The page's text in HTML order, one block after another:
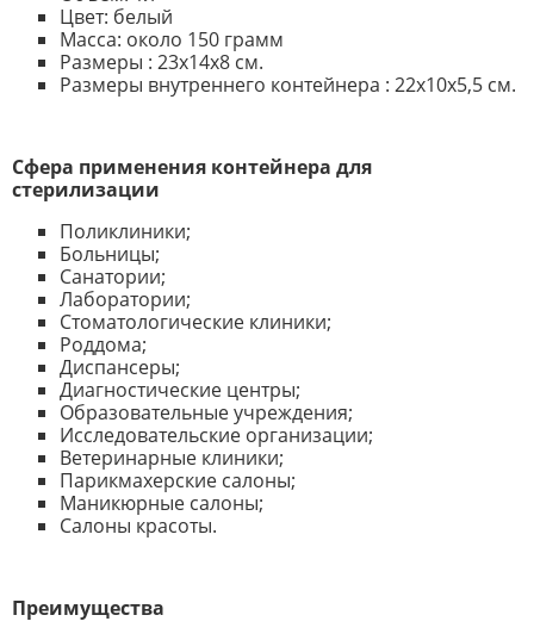
Цвет: белый
Масса: около 150 грамм
Размеры : 23х14х8 см.
Размеры внутреннего контейнера : 22х10х5,5 см.
Сфера применения контейнера для
стерилизации
Поликлиники;
Больницы;
Санатории;
Лаборатории;
Стоматологические клиники;
Роддома;
Диспансеры;
Диагностические центры;
Образовательные учреждения;
Исследовательские организации;
Ветеринарные клиники;
Парикмахерские салоны;
Маникюрные салоны;
Салоны красоты.
Преимущества